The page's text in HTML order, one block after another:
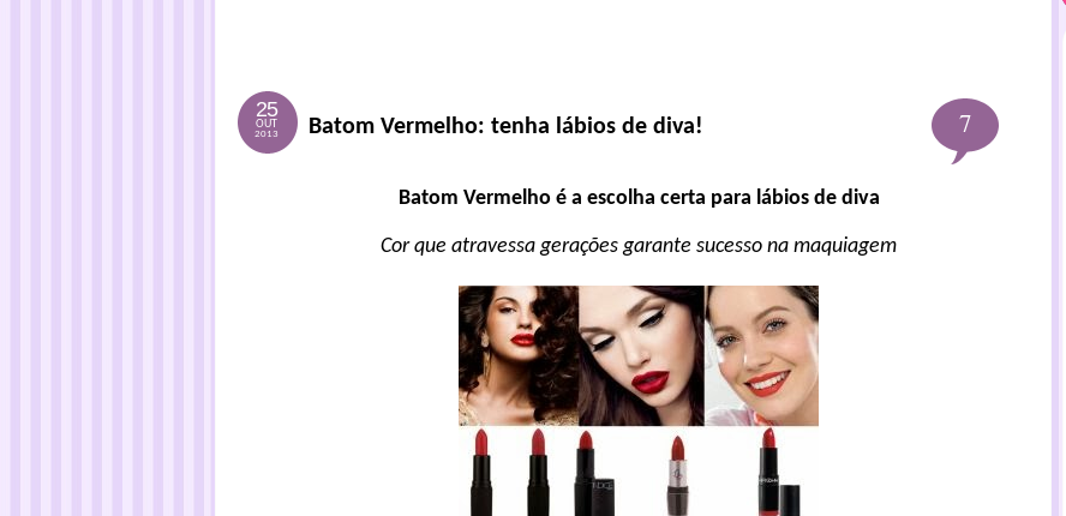
25
OUT
2013 7
Batom Vermelho: tenha lábios de diva!
Batom Vermelho é a escolha certa para lábios de diva
Cor que atravessa gerações garante sucesso na maquiagem